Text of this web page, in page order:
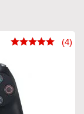
(4)